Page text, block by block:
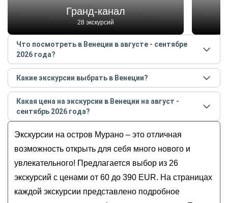
Гранд-канал
28 экскурсий
Что посмотреть в Венеции в августе - сентябре
2026 года?
Самые популярные местав Венециив августе -
сентябре 2026года:
Гранд-канал
Дворец дожей
Остров Мурано
Венецианский арсенал
Остров Бурано
Какие экскурсии выбрать в Венеции?
Самые популярные экскурсиив Венециив августе
- сентябре 2026года:
Из Венеции — на остров Мурано!
Курьёзы, легенды и мифы Венеции
Первый день в Венеции
Венеция 3 в 1: с воды, земли и воздуха
Из Венеции — на острова Мурано и Бурано
Какая цена на экскурсии в Венеции на август -
сентябрь 2026 года?
сентябрь 2026года от 60до 390 EUR
Экскурсии на остров Мурано – это отличная
возможность открыть для себя много нового и
увлекательного! Предлагается выбор из 26
экскурсий с ценами от 60 до 390 EUR. На страницах
каждой экскурсии представлено подробное